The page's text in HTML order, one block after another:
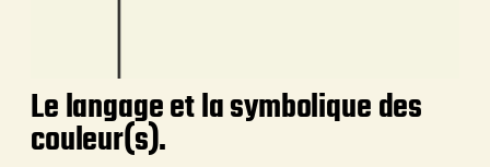
Le langage et la symbolique des
couleur(s).